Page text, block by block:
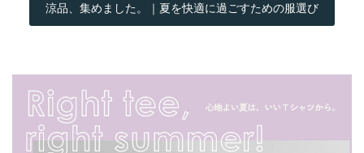
涼品、集めました。｜夏を快適に過ごすための服選び